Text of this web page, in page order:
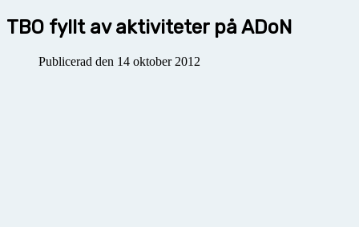
TBO fyllt av aktiviteter på ADoN
Publicerad den 14 oktober 2012